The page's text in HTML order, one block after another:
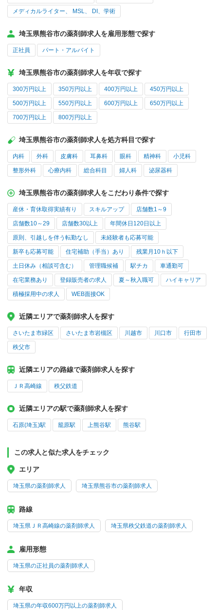
メディカルライター、 MSL、 DI、学術
埼玉県熊谷市の薬剤師求人を雇用形態で探す
正社員 パート・アルバイト
埼玉県熊谷市の薬剤師求人を年収で探す
300万円以上 350万円以上 400万円以上 450万円以上
500万円以上 550万円以上 600万円以上 650万円以上
700万円以上 800万円以上
埼玉県熊谷市の薬剤師求人を処方科目で探す
内科 外科 皮膚科 耳鼻科 眼科 精神科 小児科
整形外科 心療内科 総合科目 婦人科 泌尿器科
埼玉県熊谷市の薬剤師求人をこだわり条件で探す
産休・育休取得実績有り スキルアップ 店舗数1～9
店舗数10～29 店舗数30以上 年間休日120日以上
原則、引越しを伴う転勤なし 未経験者も応募可能
新卒も応募可能 住宅補助（手当）あり 残業月10ｈ以下
土日休み（相談可含む） 管理職候補 駅チカ 車通勤可
在宅業務あり 登録販売者の求人 夏～秋入職可 ハイキャリア
積極採用中の求人 WEB面接OK
近隣エリアで薬剤師求人を探す
さいたま市緑区 さいたま市岩槻区 川越市 川口市 行田市
秩父市
近隣エリアの路線で薬剤師求人を探す
ＪＲ高崎線 秩父鉄道
近隣エリアの駅で薬剤師求人を探す
石原(埼玉)駅 籠原駅 上熊谷駅 熊谷駅
この求人と似た求人をチェック
エリア
埼玉県の薬剤師求人 埼玉県熊谷市の薬剤師求人
路線
埼玉県ＪＲ高崎線の薬剤師求人 埼玉県秩父鉄道の薬剤師求人
雇用形態
埼玉県の正社員の薬剤師求人
年収
埼玉県の年収600万円以上の薬剤師求人